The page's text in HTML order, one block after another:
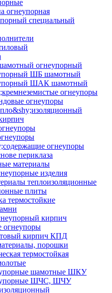
огнеупорная
специальный
огнеупорный
ШБ шамотный
ШАК шамотный
огнеупоры
огнеупоры
огнеупоры
периклаза
материалы
изделия
теплоизоляционные
плиты
термостойкие
кирпич
кирпич КПД
порошки
термостойкая
шамотные ШКУ
ШЧС, ШЧУ